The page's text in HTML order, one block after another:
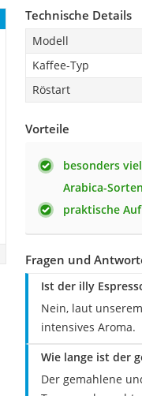
Technische Details
Modell
Kaffee-Typ
Röstart
Vorteile
besonders
Arabica-Sorten
praktische
Fragen und
Ist der illy
Nein, laut
intensives Aroma.
Wie lange ist der
Der gemahlene